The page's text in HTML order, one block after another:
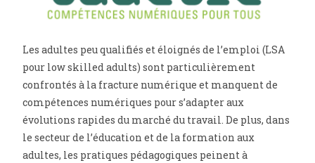
Les adultes peu qualifiés et éloignés de l’emploi (LSA
pour low skilled adults) sont particulièrement
confrontés à la fracture numérique et manquent de
compétences numériques pour s’adapter aux
évolutions rapides du marché du travail. De plus, dans
le secteur de l’éducation et de la formation aux
adultes, les pratiques pédagogiques peinent à